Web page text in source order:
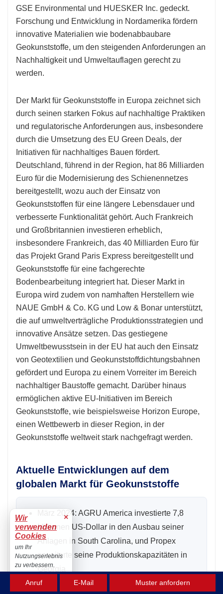
GSE Environmental und HUESKER Inc. gedeckt.
Forschung und Entwicklung in Nordamerika fördern
innovative Materialien wie bodenabbaubare
Geokunststoffe, um den steigenden Anforderungen an
Nachhaltigkeit und Umweltauflagen gerecht zu
werden.
Der Markt für Geokunststoffe in Europa zeichnet sich
durch seinen starken Fokus auf nachhaltige Praktiken
und regulatorische Anforderungen aus, insbesondere
durch die Umsetzung des EU Green Deals, der
Initiativen für nachhaltiges Bauen fördert.
Deutschland, führend in der Region, hat 86 Milliarden
Euro für die Modernisierung des Schienennetzes
bereitgestellt, wozu auch der Einsatz von
Geokunststoffen für eine längere Lebensdauer und
verbesserte Funktionalität gehört. Auch Frankreich
und Großbritannien investieren erheblich,
insbesondere Frankreich, das 40 Milliarden Euro für
das Projekt Grand Paris Express bereitgestellt und
Geokunststoffe für eine fachgerechte
Bodenbearbeitung integriert hat. Dieser Markt in
Europa wird zudem von namhaften Herstellern wie
NAUE GmbH & Co. KG und Low & Bonar unterstützt,
die auf umweltverträgliche Produktionsstrategien und
innovative Ansätze setzen. Das gestiegene
Umweltbewusstsein in der EU hat auch den Einsatz
von Geotextilien und Geokunststoffdichtungsbahnen
gefördert und Europa zu einem Vorreiter im Bereich
nachhaltiger Baustoffe gemacht. Darüber hinaus
ermöglichen aktive EU-Initiativen im Bereich
Geokunststoffe, wie beispielsweise Horizon Europe,
einen Wettbewerb in dieser Region, in der
Geokunststoffe weltweit stark nachgefragt werden.
Aktuelle Entwicklungen auf dem
globalen Markt für Geokunststoffe
März 2024: AGRU America investierte 7,8
Millionen US-Dollar in den Ausbau seiner
Anlagen in South Carolina, und Propex
erweiterte seine Produktionskapazitäten in
Georgia
Anruf E-Mail Muster anfordern
Wir
verwenden
Cookies
×
um Ihr
Nutzungserlebnis
zu verbessern.